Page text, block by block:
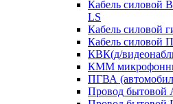
Кабель силовой
LS
Кабель
Кабель силовой
КВК(д/
КММ
ПГВА
Провод